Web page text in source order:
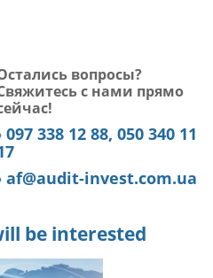
вопросы?
с нами прямо
097 338 12 88, 050 340 11
af@audit-invest.com.ua
be interested